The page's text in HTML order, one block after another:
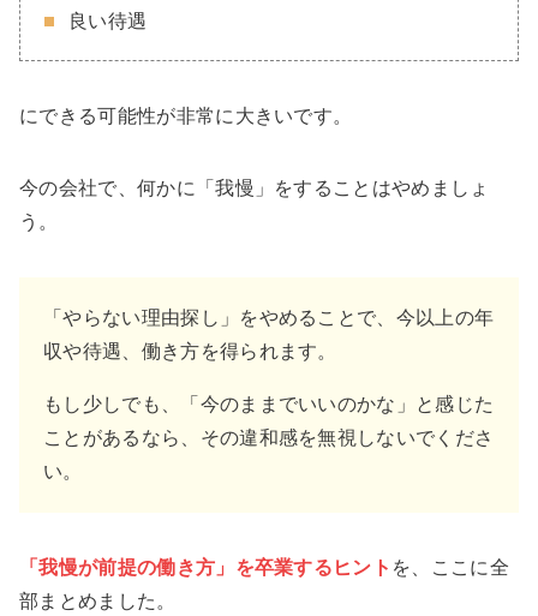
良い待遇
にできる可能性が非常に大きいです。
今の会社で、何かに「我慢」をすることはやめましょ
う。
「やらない理由探し」をやめることで、今以上の年
収や待遇、働き方を得られます。
もし少しでも、「今のままでいいのかな」と感じた
ことがあるなら、その違和感を無視しないでくださ
い。
「我慢が前提の働き方」を卒業するヒント を、ここに全
部まとめました。